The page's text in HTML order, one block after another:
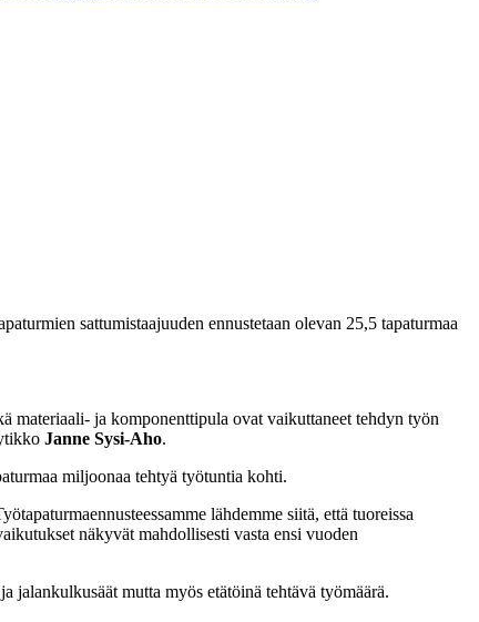
sattumistaajuuden ennustetaan olevan 25,5 tapaturmaa
materiaali- ja komponenttipula ovat vaikuttaneet tehdyn työn
Janne Sysi-Aho.
miljoonaa tehtyä työtuntia kohti.
lähdemme siitä, että tuoreissa
näkyvät mahdollisesti vasta ensi vuoden
jalankulkusäät mutta myös etätöinä tehtävä työmäärä.